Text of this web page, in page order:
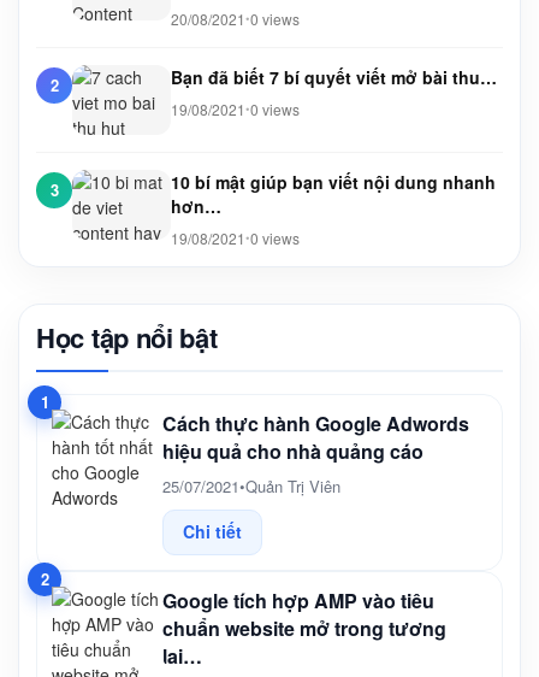
20/08/2021 •0 views
2 Bạn đã biết 7 bí quyết viết mở bài thu…
19/08/2021 •0 views
3
10 bí mật giúp bạn viết nội dung nhanh
hơn…
19/08/2021 •0 views
Học tập nổi bật
1
Cách thực hành Google Adwords
hiệu quả cho nhà quảng cáo
25/07/2021•Quản Trị Viên
Chi tiết
2
Google tích hợp AMP vào tiêu
chuẩn website mở trong tương
lai…